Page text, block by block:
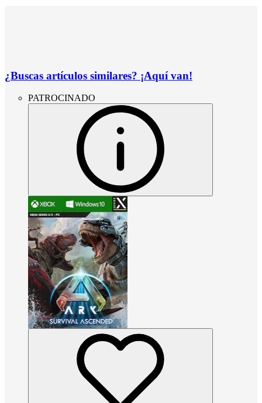
¿Buscas artículos similares? ¡Aquí van!
PATROCINADO